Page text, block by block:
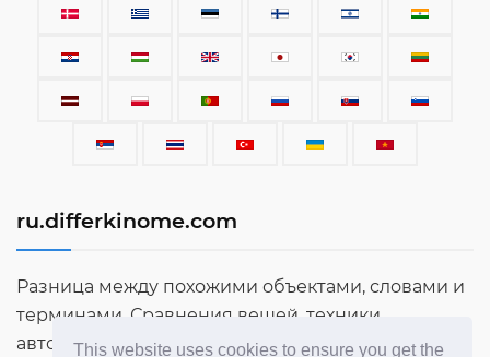
This website uses cookies to ensure you get the
ru.differkinome.com
Разница между похожими объектами, словами и
терминами. Сравнения вещей, техники,
автомобилей, терминов, людей и всего